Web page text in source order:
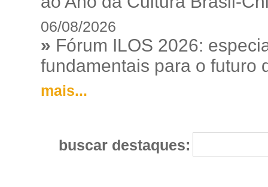
06/08/2026
» Fórum ILOS 2026:
fundamentais para o futuro
mais...
buscar destaques: